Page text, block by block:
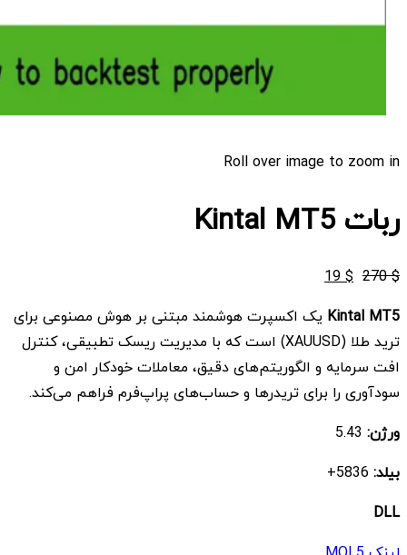
Roll over image to zoom in
ربات Kintal MT5
$
270
قیمت
$ 270
بود.
$
19
قیمت
$ 19
است.
Kintal MT5 یک اکسپرت هوشمند مبتنی بر هوش مصنوعی برای
ترید طلا (XAUUSD) است که با مدیریت ریسک تطبیقی، کنترل
افت سرمایه و الگوریتم‌های دقیق، معاملات خودکار امن و
سودآوری را برای تریدرها و حساب‌های پراپ‌فرم فراهم می‌کند.
ورژن:
بیلد:
DLL